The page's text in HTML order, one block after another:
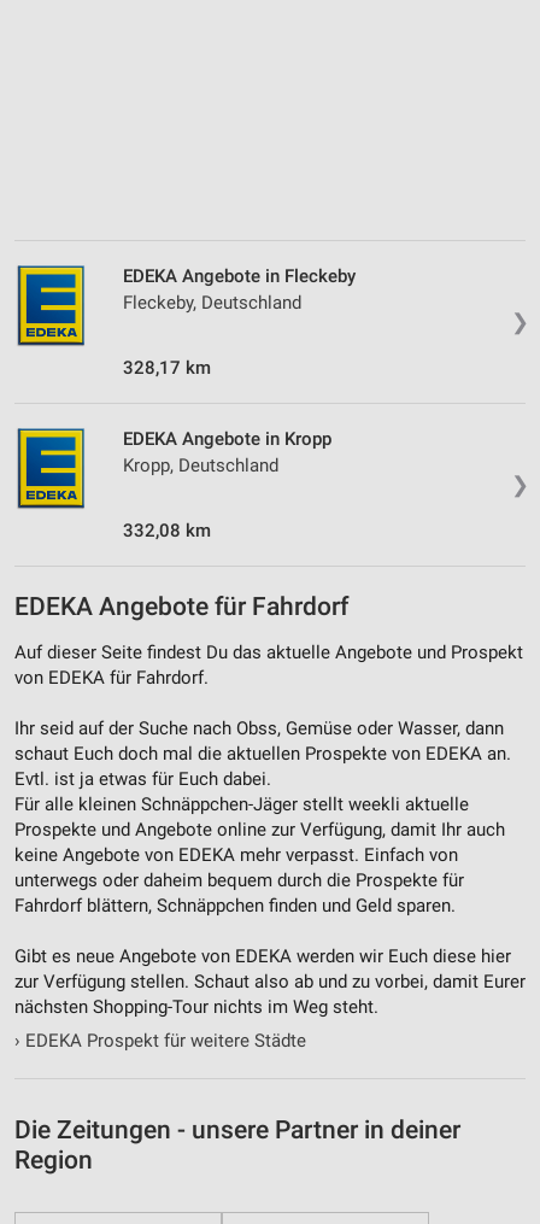
❯
EDEKA Angebote in Fleckeby
Fleckeby, Deutschland
328,17 km
❯
EDEKA Angebote in Kropp
Kropp, Deutschland
332,08 km
EDEKA Angebote für Fahrdorf
Auf dieser Seite findest Du das aktuelle Angebote und Prospekt
von EDEKA für Fahrdorf.
Ihr seid auf der Suche nach Obss, Gemüse oder Wasser, dann
schaut Euch doch mal die aktuellen Prospekte von EDEKA an.
Evtl. ist ja etwas für Euch dabei.
Für alle kleinen Schnäppchen-Jäger stellt weekli aktuelle
Prospekte und Angebote online zur Verfügung, damit Ihr auch
keine Angebote von EDEKA mehr verpasst. Einfach von
unterwegs oder daheim bequem durch die Prospekte für
Fahrdorf blättern, Schnäppchen finden und Geld sparen.
Gibt es neue Angebote von EDEKA werden wir Euch diese hier
zur Verfügung stellen. Schaut also ab und zu vorbei, damit Eurer
nächsten Shopping-Tour nichts im Weg steht.
› EDEKA Prospekt für weitere Städte
Die Zeitungen - unsere Partner in deiner
Region